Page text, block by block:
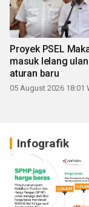
Proyek PSEL
masuk lelang
aturan baru
05 August 2026 18:01
Infografik